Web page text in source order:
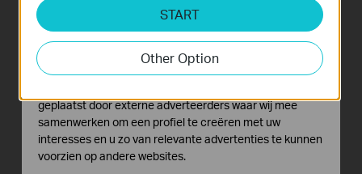
START
Other Option
Cookies voor analyse geven ons de mogelijkheid uw
activiteiten op onze website te volgen en zo de
functionaliteit van de website aan te passen en te
verbeteren.
geplaatst door externe adverteerders waar wij mee
samenwerken om een profiel te creëren met uw
interesses en u zo van relevante advertenties te kunnen
voorzien op andere websites.